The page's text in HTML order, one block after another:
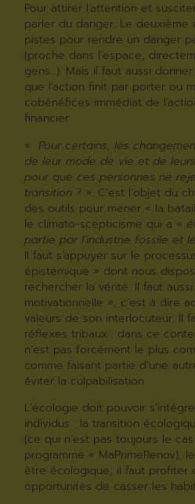
Pour attirer l’attention et
parler du danger. Le deuxième
pistes pour rendre un danger
(proche dans l’espace,
gens…). Mais il faut aussi
que l’action finit par porter ou
cobénéfices immédiat de
financier.
«Pour certains, les
de leur mode de vie et de
pour que ces personnes ne
transition ? ». C’est l’objet du
des outils pour mener « la
le climato-scepticisme qui a «
partie par l’industrie fossile et
Il faut s’appuyer sur le
épistémique » dont nous
rechercher la vérité. Il faut
motivationnelle », c’est à dire
valeurs de son interlocuteur. Il
réflexes tribaux : dans ce
n’est pas forcément le plus
comme faisant partie d’une
éviter la culpabilisation.
L’écologie doit pouvoir
individus : la transition
(ce qui n’est pas toujours le
programme « MaPrimeRenov),
être écologique, il faut profiter
opportunités de casser les